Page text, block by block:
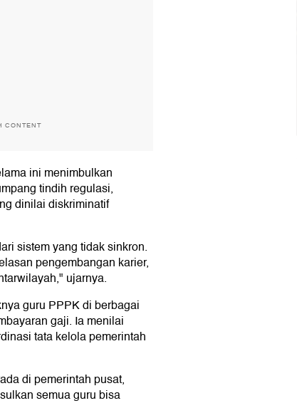
CONTENT
ini menimbulkan
tindih regulasi,
dinilai diskriminatif
sistem yang tidak sinkron.
pengembangan karier,
ujarnya.
guru PPPK di berbagai
gaji. Ia menilai
tata kelola pemerintah
di pemerintah pusat,
semua guru bisa